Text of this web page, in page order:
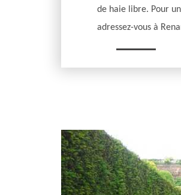
de haie libre. Pour
adressez-vous à